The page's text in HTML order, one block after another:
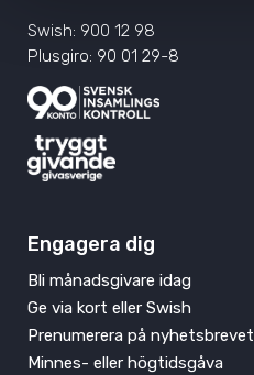
Swish: 900 12 98
Plusgiro: 90 01 29-8
Engagera dig
Bli månadsgivare idag
Ge via kort eller Swish
Prenumerera på nyhetsbrevet
Minnes- eller högtidsgåva